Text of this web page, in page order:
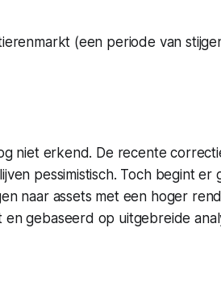
(een periode van
niet erkend. De recente
pessimistisch. Toch begint er
naar assets met een hoger
gebaseerd op uitgebreide